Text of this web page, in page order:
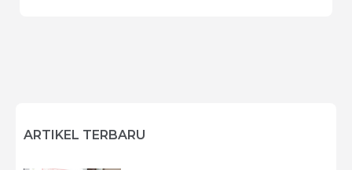
ARTIKEL TERBARU